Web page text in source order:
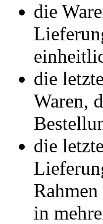
die
die
Waren,
die
in